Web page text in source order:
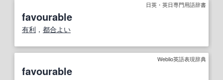
日英・英日専門用語辞書
favourable
有利 ， 都合よい
Weblio英語表現辞典
favourable